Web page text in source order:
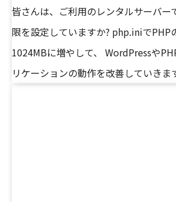
皆さんは、ご利用のレンタルサーバー
限を設定していますか? php.iniでPHP
1024MBに増やして、 WordPressや
リケーションの動作を改善していきま